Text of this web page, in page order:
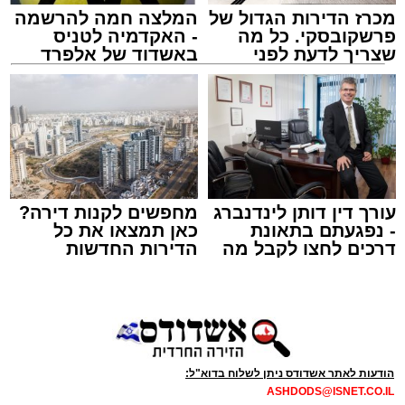
יצחק בן ארזה והזמר החסידי שמוליק קליין בליווי
תזמורת מורחבת בניצוחו של מאסטרו דני אבידני.
הערב נפתח בשירה אדירה תוך השתתפות פעילה
של הקהל הרב ששר יחד עם האמנים שירי רגש
ודבקות, כאשר בהמשך הפך האולם לרחבת
ריקודים אחת גדולה כאשר הזמרים מקפיצים את
צילום: שמחה חסיד הצלה דרום
מערכת האתר / 00:47 09.08.26
אירוע ירי חמור התרחש לפני שעה קלה ברובע ב'
בינוני.
מכרז הדירות הגדול של
פרשקובסקי. כל מה
שצריך לדעת לפני
שמגישים הצעה לדירה
באשדוד
המלצה חמה להרשמה
- האקדמיה לטניס
באשדוד של אלפרד
קריאולנסקי - לילדים
עורך דין דותן לינדנברג
- נפגעתם בתאונת
דרכים לחצו לקבל מה
מחפשים לקנות דירה?
כאן תמצאו את כל
הדירות החדשות
הודעות לאתר אשדודס ניתן לשלוח בדוא"ל:
ASHDODS@ISNET.CO.IL